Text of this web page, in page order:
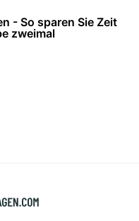
- So sparen Sie Zeit
zweimal